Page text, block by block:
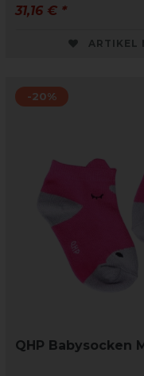
31,16 € *
ARTIKEL
-20%
QHP Babysocken